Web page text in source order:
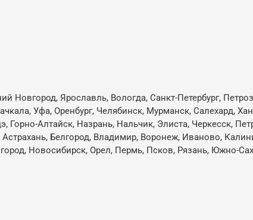
Новгород, Ярославль, Вологда, Санкт-Петербург,
Уфа, Оренбург, Челябинск, Мурманск, Салехард,
Горно-Алтайск, Назрань, Нальчик, Элиста, Черкесск,
Белгород, Владимир, Воронеж, Иваново,
Новосибирск, Орел, Пермь, Псков, Рязань, Южно-